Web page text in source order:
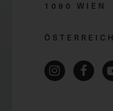
1090 WIEN
ÖSTERREICH